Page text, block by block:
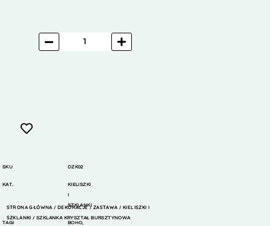
SKU DZK02
KAT.
KIELISZKI
I
SZKLANKI
TAGI BOHO
STRONA GŁÓWNA /DEKORACJE/ ZASTAWA / KIELISZKI I
SZKLANKI / SZKLANKA KRYSZTAŁ BURSZTYNOWA